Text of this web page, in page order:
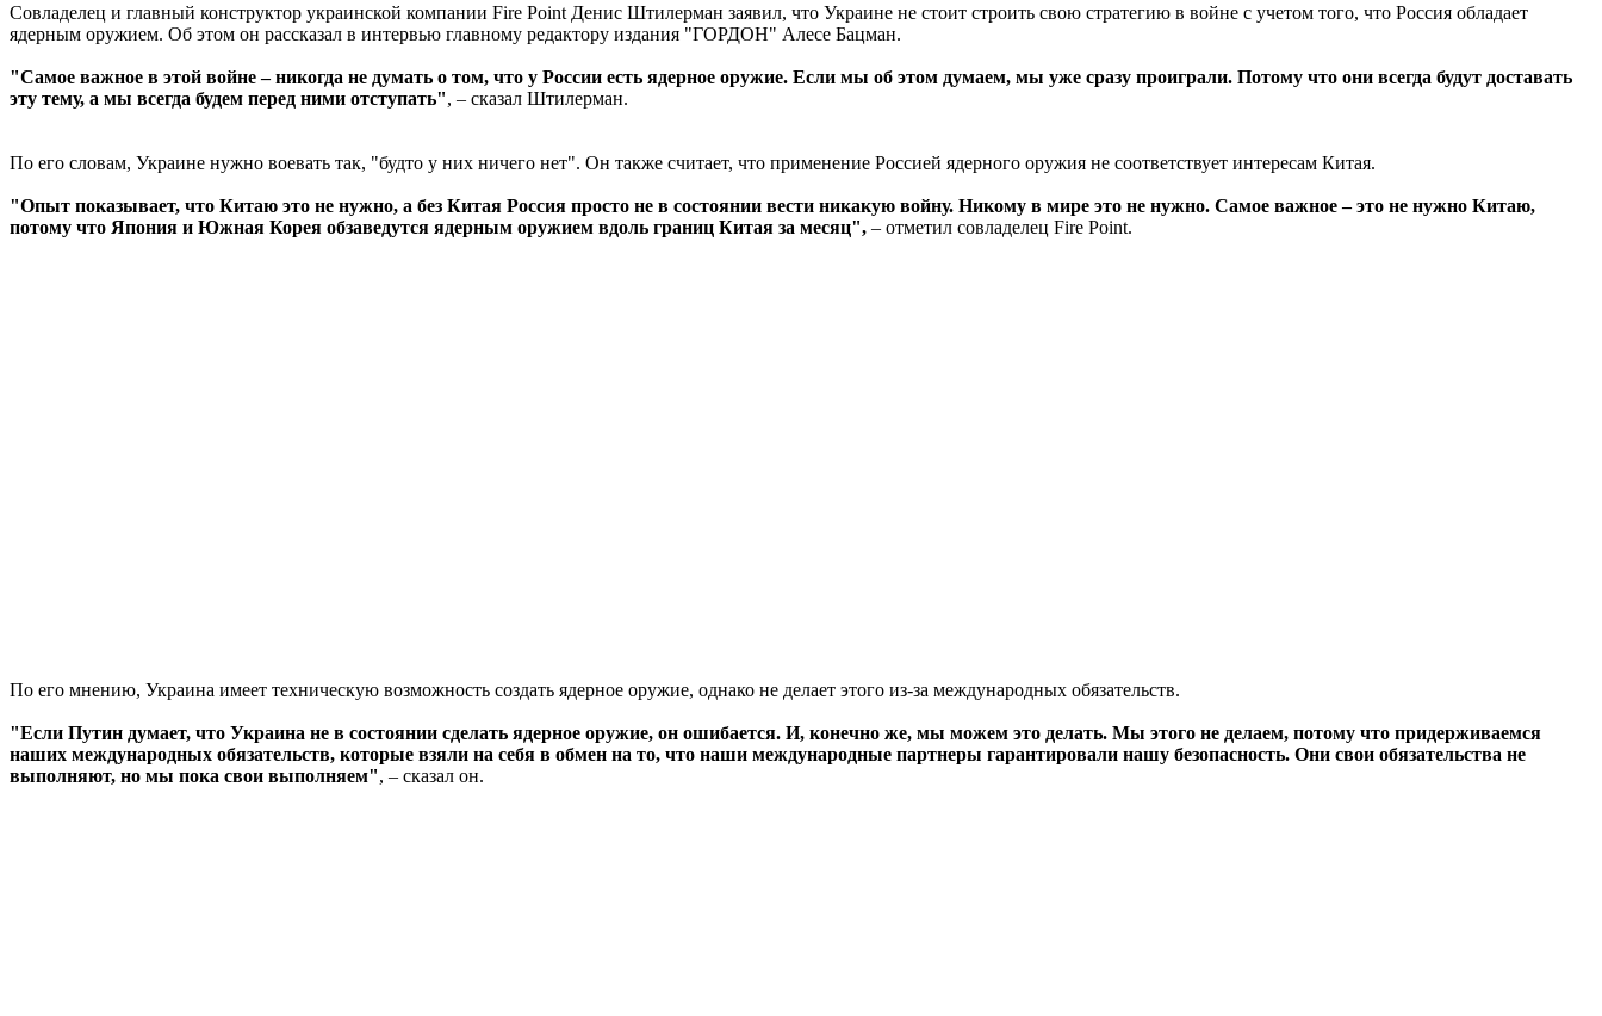
Совладелец и главный конструктор украинской компании Fire Point Денис Штилерман заявил, что Украине не стоит строить свою стратегию в войне с учетом того, что Россия обладает
ядерным оружием. Об этом он рассказал в интервью главному редактору издания "ГОРДОН" Алесе Бацман.
"Самое важное в этой войне – никогда не думать о том, что у России есть ядерное оружие. Если мы об этом думаем, мы уже сразу проиграли. Потому что они всегда будут доставать
эту тему, а мы всегда будем перед ними отступать", – сказал Штилерман.
По его словам, Украине нужно воевать так, "будто у них ничего нет". Он также считает, что применение Россией ядерного оружия не соответствует интересам Китая.
"Опыт показывает, что Китаю это не нужно, а без Китая Россия просто не в состоянии вести никакую войну. Никому в мире это не нужно. Самое важное – это не нужно Китаю,
потому что Япония и Южная Корея обзаведутся ядерным оружием вдоль границ Китая за месяц", – отметил совладелец Fire Point.
По его мнению, Украина имеет техническую возможность создать ядерное оружие, однако не делает этого из-за международных обязательств.
"Если Путин думает, что Украина не в состоянии сделать ядерное оружие, он ошибается. И, конечно же, мы можем это делать. Мы этого не делаем, потому что придерживаемся
наших международных обязательств, которые взяли на себя в обмен на то, что наши международные партнеры гарантировали нашу безопасность. Они свои обязательства не
выполняют, но мы пока свои выполняем", – сказал он.